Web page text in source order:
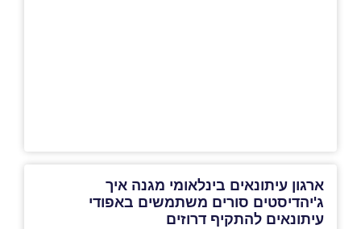
ארגון עיתונאים בינלאומי מגנה איך
ג'יהדיסטים סורים משתמשים באפודי
עיתונאים להתקיף דרוזים